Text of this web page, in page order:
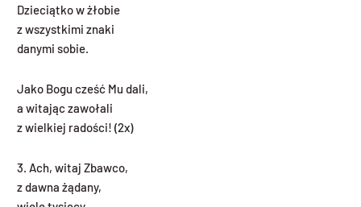
Dzieciątko w żłobie
z wszystkimi znaki
danymi sobie.
Jako Bogu cześć Mu dali,
a witając zawołali
z wielkiej radości! (2x)
3. Ach, witaj Zbawco,
z dawna żądany,